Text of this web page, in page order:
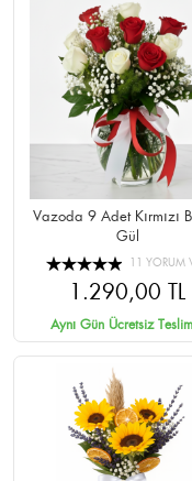
Vazoda 9 Adet Kırmızı
Gül
11 YORUM
1.290,00 TL
Aynı Gün Ücretsiz